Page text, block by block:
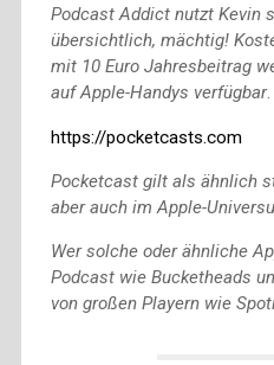
Podcast Addict nutzt Kevin
übersichtlich, mächtig!
mit 10 Euro Jahresbeitrag
auf Apple-Handys verfügbar.
https://pocketcasts.com
Pocketcast gilt als ähnlich
aber auch im Apple-
Wer solche oder ähnliche
Podcast wie Bucketheads
von großen Playern wie